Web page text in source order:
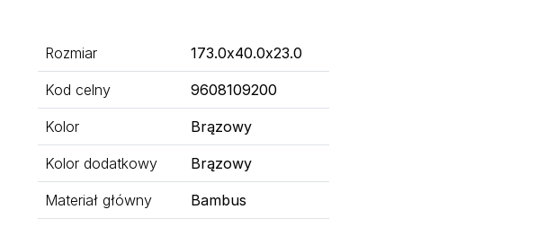
Rozmiar 173.0x40.0x23.0
Kod celny 9608109200
Kolor Brązowy
Kolor dodatkowy Brązowy
Materiał główny Bambus